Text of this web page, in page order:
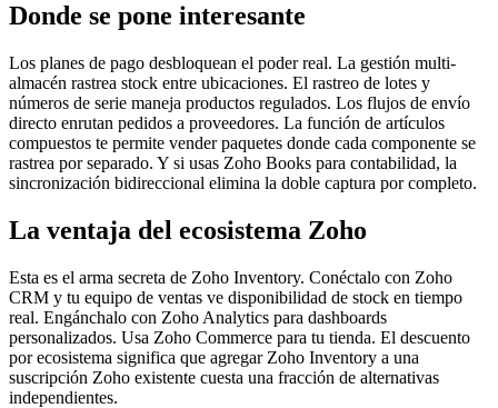
Donde se pone interesante
Los planes de pago desbloquean el poder real. La gestión multi-
almacén rastrea stock entre ubicaciones. El rastreo de lotes y
números de serie maneja productos regulados. Los flujos de envío
directo enrutan pedidos a proveedores. La función de artículos
compuestos te permite vender paquetes donde cada componente se
rastrea por separado. Y si usas Zoho Books para contabilidad, la
sincronización bidireccional elimina la doble captura por completo.
La ventaja del ecosistema Zoho
Esta es el arma secreta de Zoho Inventory. Conéctalo con Zoho
CRM y tu equipo de ventas ve disponibilidad de stock en tiempo
real. Engánchalo con Zoho Analytics para dashboards
personalizados. Usa Zoho Commerce para tu tienda. El descuento
por ecosistema significa que agregar Zoho Inventory a una
suscripción Zoho existente cuesta una fracción de alternativas
independientes.